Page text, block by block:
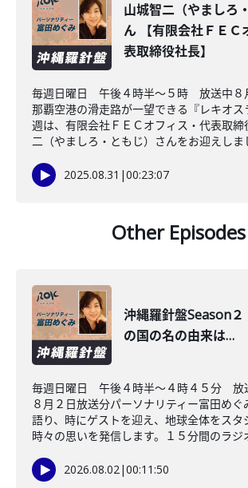
山城智二（やましろ
ん 【有限会社ＦＥＣ
表取締役社長】
毎週日曜日 午後４時半～５時 放送中８
那覇空港の滑走路が一望できる『レキオ
週は、有限会社ＦＥＣオフィス・代表取締
二（やましろ・ともじ）さんをお迎えしま
2025.08.31 |00:23:07
Other Episodes
沖縄羅針盤Season
の国の名の由来は…
毎週日曜日 午後４時半～４時４５分 放
８月２日放送分パーソナリティー富田めぐ
語り、時にゲストを迎え、地球全体をスタ
時々の思いを発信します。１５分間のラジ
2026.08.02|00:11:50